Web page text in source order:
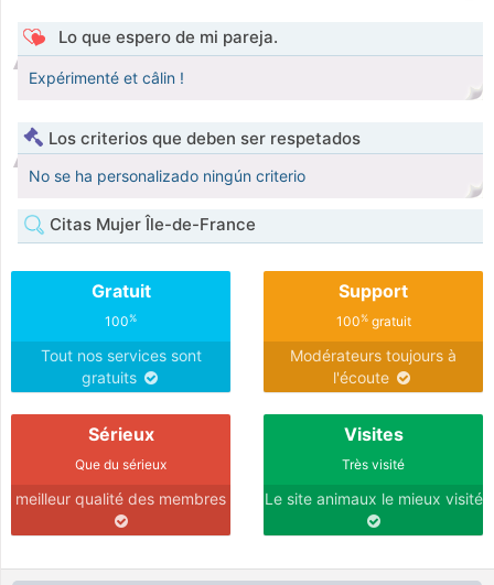
Lo que espero de mi pareja.
Expérimenté et câlin !
Los criterios que deben ser respetados
No se ha personalizado ningún criterio
Citas Mujer Île-de-France
Gratuit
100%
Tout nos services sont
gratuits
Support
100%gratuit
Modérateurs toujours à
l'écoute
Sérieux
Que du sérieux
meilleur qualité des membres
Visites
Très visité
Le site animaux le mieux visité